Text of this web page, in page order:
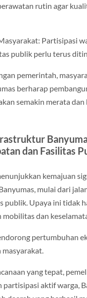
rutin agar
Partisipasi
publik perlu terus
pemerintah,
berharap
semakin merata
dan Fasilitas
kemajuan
mulai dari
publik. Upaya ini tidak
mobilitas dan
pertumbuhan
masyarakat.
yang tepat,
partisipasi aktif warga,